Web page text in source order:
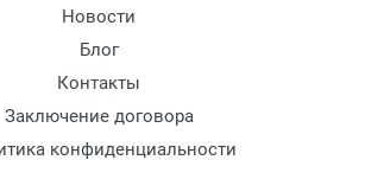
компаниями по
по России.
с различными
Новости
Блог
Контакты
Заключение договора
конфиденциальности